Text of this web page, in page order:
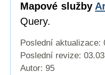
Mapové služby
Query.
Poslední aktualizace:
Poslední revize:
Autor: 95